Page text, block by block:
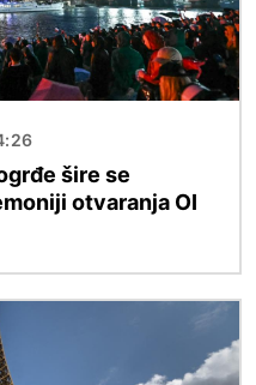
šire se
otvaranja OI